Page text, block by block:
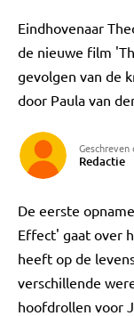
Eindhovenaar
de nieuwe film
gevolgen van de
door Paula van
Geschreven
Redactie
De eerste
Effect' gaat over
heeft op de
verschillende
hoofdrollen voor